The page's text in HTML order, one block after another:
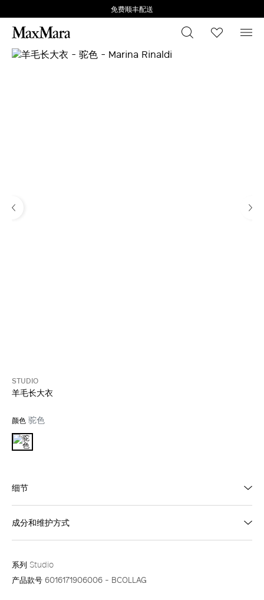
免费顺丰配送
搜索 心愿清
菜
STUDIO
羊毛长大衣
颜色 驼色
细节
成分和维护方式
系列 Studio
产品款号 6016171906006 - BCOLLAG